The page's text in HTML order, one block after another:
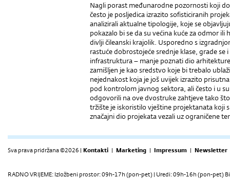
Nagli porast međunarodne pozornosti koji
često je posljedica izrazito sofisticiranih
analizirali aktualne tipologije, koje se
pokazalo bi se da su većina kuće za odmor
divlji čileanski krajolik. Usporedno s
rastuće dobrostojeće srednje klase, grade
infrastruktura – manje poznati dio
zamišljen je kao sredstvo koje bi trebalo
nejednakost koja je još uvijek izrazito
pod kontrolom javnog sektora, ali često i u
odgovorili na ove dvostruke zahtjeve tako
tržište je iskoristilo vještine projektanata koji
značajni dio projekata vezali uz ograničene
Sva prava pridržana ©2026 | Kontakti | Marketing | Impressum | Newsletter
RADNO VRIJEME: Izložbeni prostor: 09h-17h (pon-pet) | Uredi: 09h-16h (pon-pet)